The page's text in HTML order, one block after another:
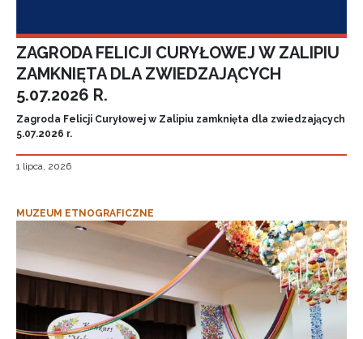
ZAGRODA FELICJI CURYŁOWEJ W ZALIPIU
ZAMKNIĘTA DLA ZWIEDZAJĄCYCH
5.07.2026 R.
Zagroda Felicji Curyłowej w Zalipiu zamknięta dla zwiedzających
5.07.2026 r.
1 lipca, 2026
MUZEUM ETNOGRAFICZNE